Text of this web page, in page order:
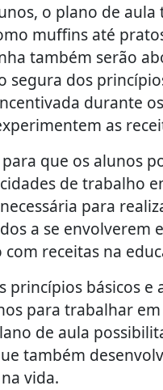
o plano de
muffins até
também serão
dos
durante
as
que os alunos
de trabalho
para
a se envolverem
receitas na
princípios básicos
para trabalhar
de aula
também
vida.